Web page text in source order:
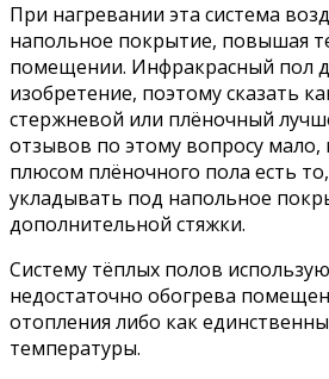
При нагревании эта система
напольное покрытие, повышая
помещении. Инфракрасный пол
изобретение, поэтому сказать
стержневой или плёночный
отзывов по этому вопросу
плюсом плёночного пола есть
укладывать под напольное
дополнительной стяжки.
Систему тёплых полов
недостаточно обогрева
отопления либо как
температуры.